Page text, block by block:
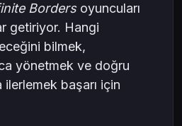
Bordersoyuncuları
getiriyor. Hangi
bilmek,
yönetmek ve doğru
başarı için